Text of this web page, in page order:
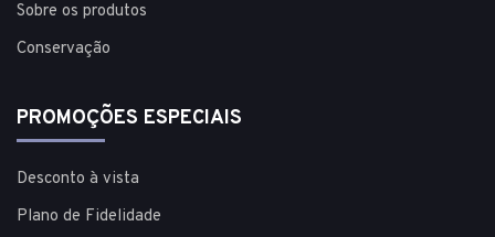
Sobre os produtos
Conservação
PROMOÇÕES ESPECIAIS
Desconto à vista
Plano de Fidelidade